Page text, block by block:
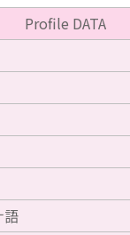
Profile DATA
語